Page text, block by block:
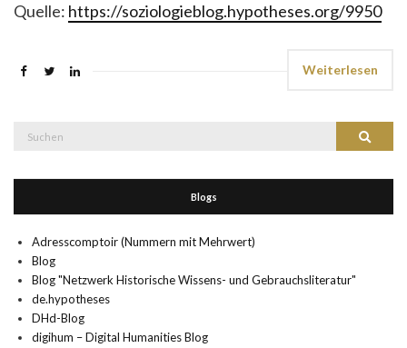
Quelle: https://soziologieblog.hypotheses.org/9950
Weiterlesen
Suchen
Blogs
Adresscomptoir (Nummern mit Mehrwert)
Blog
Blog "Netzwerk Historische Wissens- und Gebrauchsliteratur"
de.hypotheses
DHd-Blog
digihum – Digital Humanities Blog